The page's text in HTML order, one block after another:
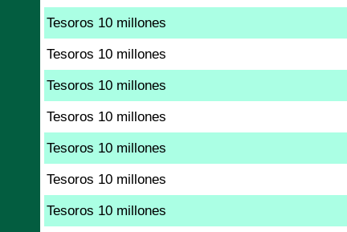
Tesoros 10 millones
Tesoros 10 millones
Tesoros 10 millones
Tesoros 10 millones
Tesoros 10 millones
Tesoros 10 millones
Tesoros 10 millones